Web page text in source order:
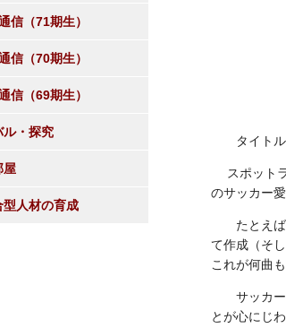
タイトル
スポット
のサッカー
たとえば
て作成（そ
これが何曲
サッカー
とが心にじ
信（71期生）
信（70期生）
信（69期生）
ル・探究
屋
型人材の育成